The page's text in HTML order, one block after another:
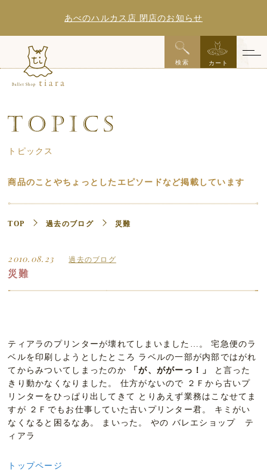
あべのハルカス店 閉店のお知らせ
x
検索 カート
トピックス
商品のことやちょっとしたエピソードなど掲載しています
TOP 過去のブログ 災難
2010.08.23 過去のブログ
災難
ティアラのプリンターが壊れてしまいました…。 宅急便のラ
ベルを印刷しようとしたところ ラベルの一部が内部ではがれ
てからみついてしまったのか
「が、ががーっ！」
と言った
きり動かなくなりました。 仕方がないので ２Ｆから古いプ
リンターをひっぱり出してきて とりあえず業務はこなせてま
すが ２Ｆでもお仕事していた古いプリンター君。 キミがい
なくなると困るなあ。 まいった。 やの バレエショップ テ
ィアラ
トップページ